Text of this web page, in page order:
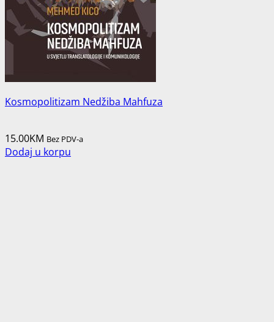
Kosmopolitizam Nedžiba Mahfuza
15.00KM Bez PDV-a
Dodaj u korpu